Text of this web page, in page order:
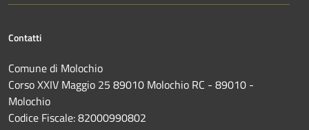
Contatti
Comune di Molochio
Corso XXIV Maggio 25 89010 Molochio RC - 89010 -
Molochio
Codice Fiscale: 82000990802